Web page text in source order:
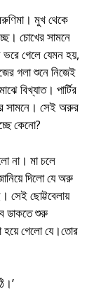
মুখ থেকে
চোখের সামনে
গেলে যেমন হয়,
গলা শুনে নিজেই
বিখ্যাত। পার্টির
সামনে। সেই অরুর
কেনো?
না। মা চলে
দিলো যে অরু
সেই ছোট্টবেলায়
ডাকতে শুরু
গেলো যে।তোর